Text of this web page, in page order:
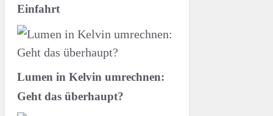
Einfahrt
Lumen in Kelvin umrechnen:
Geht das überhaupt?